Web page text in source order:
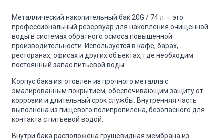
Металлический накопительный бак 20G / 74 л — это
профессиональный резервуар для накопления очищенной
воды в системах обратного осмоса повышенной
производительности. Используется в кафе, барах,
ресторанах, офисах и других объектах, где необходим
постоянный запас питьевой воды.
Корпус бака изготовлен из прочного металла с
эмалированным покрытием, обеспечивающим защиту от
коррозии и длительный срок службы. Внутренняя часть
выполнена из пищевого полипропилена, безопасного для
контакта с питьевой водой.
Внутри бака расположена грушевидная мембрана из